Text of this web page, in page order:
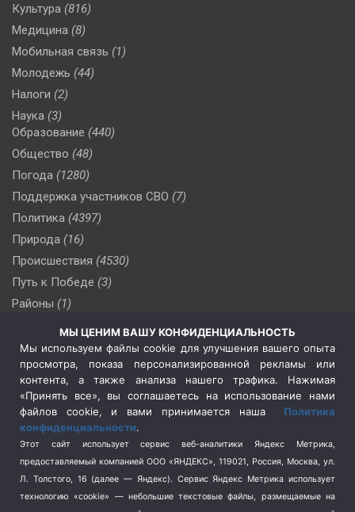
Культура (816)
Медицина (8)
Мобильная связь (1)
Молодежь (44)
Налоги (2)
Наука (3)
Образование (440)
Общество (48)
Погода (1280)
Поддержка участников СВО (7)
Политика (4397)
Природа (16)
Происшествия (4530)
Путь к Победе (3)
Районы (1)
Сельское хозяйство (3)
Социальная политика
(3)
Спецоперация в Украине
Спецоперация на Украине
(404)
Спорт (740)
Терроризм (1)
Транспорт (262)
МЫ ЦЕНИМ ВАШУ КОНФИДЕНЦИАЛЬНОСТЬ
Мы используем файлы cookie для улучшения вашего опыта
просмотра, показа персонализированной рекламы или
контента, а также анализа нашего трафика. Нажимая
«Принять все», вы соглашаетесь на использование нами
файлов cookie, и вами принимается наша Политика
конфиденциальности.
Этот сайт использует сервис веб-аналитики Яндекс Метрика,
предоставляемый компанией ООО «ЯНДЕКС», 119021, Россия, Москва, ул.
Л. Толстого, 16 (далее — Яндекс). Сервис Яндекс Метрика использует
технологию «cookie» — небольшие текстовые файлы, размещаемые на